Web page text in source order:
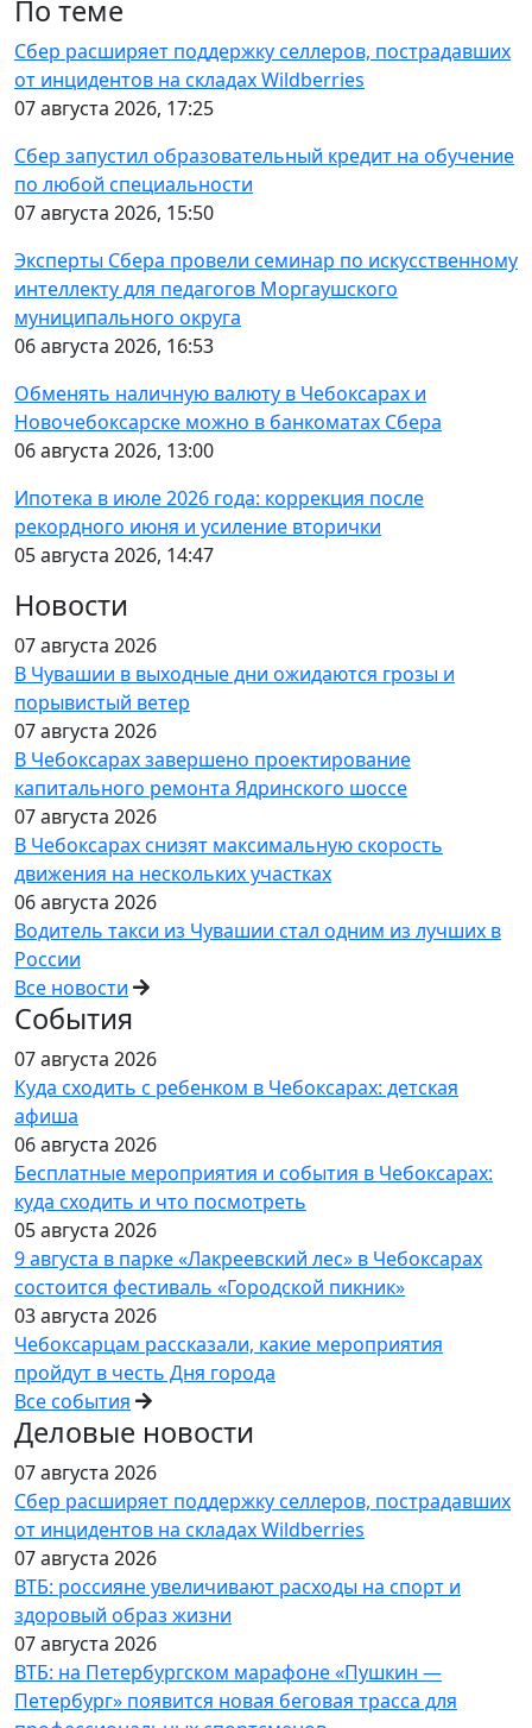
По теме
Сбер расширяет поддержку селлеров, пострадавших
от инцидентов на складах Wildberries
07 августа 2026, 17:25
Сбер запустил образовательный кредит на обучение
по любой специальности
07 августа 2026, 15:50
Эксперты Сбера провели семинар по искусственному
интеллекту для педагогов Моргаушского
муниципального округа
06 августа 2026, 16:53
Обменять наличную валюту в Чебоксарах и
Новочебоксарске можно в банкоматах Сбера
06 августа 2026, 13:00
Ипотека в июле 2026 года: коррекция после
рекордного июня и усиление вторички
05 августа 2026, 14:47
Новости
07 августа 2026
В Чувашии в выходные дни ожидаются грозы и
порывистый ветер
07 августа 2026
В Чебоксарах завершено проектирование
капитального ремонта Ядринского шоссе
07 августа 2026
В Чебоксарах снизят максимальную скорость
движения на нескольких участках
06 августа 2026
Водитель такси из Чувашии стал одним из лучших в
России
Все новости
События
07 августа 2026
Куда сходить с ребенком в Чебоксарах: детская
афиша
06 августа 2026
Бесплатные мероприятия и события в Чебоксарах:
куда сходить и что посмотреть
05 августа 2026
9 августа в парке «Лакреевский лес» в Чебоксарах
состоится фестиваль «Городской пикник»
03 августа 2026
Чебоксарцам рассказали, какие мероприятия
пройдут в честь Дня города
Все события
Деловые новости
07 августа 2026
Сбер расширяет поддержку селлеров, пострадавших
от инцидентов на складах Wildberries
07 августа 2026
ВТБ: россияне увеличивают расходы на спорт и
здоровый образ жизни
07 августа 2026
ВТБ: на Петербургском марафоне «Пушкин —
Петербург» появится новая беговая трасса для